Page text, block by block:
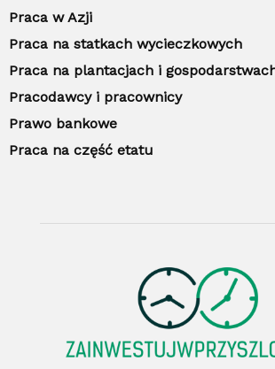
Praca w Azji
Praca na statkach wycieczkowych
Praca na plantacjach i
Pracodawcy i pracownicy
Prawo bankowe
Praca na część etatu